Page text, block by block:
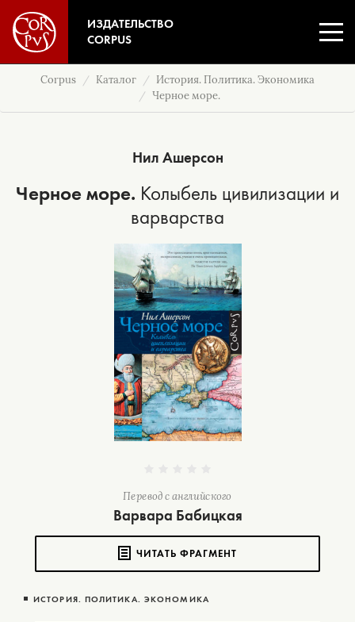
ИЗДАТЕЛЬСТВО
CORPUS
Corpus Каталог
История. Политика. Экономика
Черное море.
Нил Ашерсон
Черное море. Колыбель цивилизации и
варварства
Перевод с английского
Варвара Бабицкая
ЧИТАТЬ ФРАГМЕНТ
ИСТОРИЯ. ПОЛИТИКА. ЭКОНОМИКА